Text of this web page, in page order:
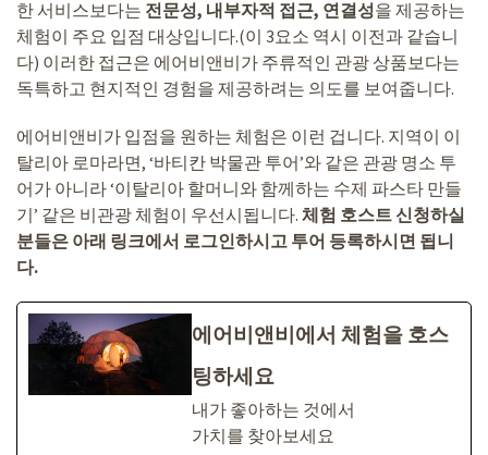
한 서비스보다는 전문성, 내부자적 접근, 연결성을 제공하는
체험이 주요 입점 대상입니다.(이 3요소 역시 이전과 같습니
다) 이러한 접근은 에어비앤비가 주류적인 관광 상품보다는
독특하고 현지적인 경험을 제공하려는 의도를 보여줍니다.
에어비앤비가 입점을 원하는 체험은 이런 겁니다. 지역이 이
탈리아 로마라면, ‘바티칸 박물관 투어’와 같은 관광 명소 투
어가 아니라 ‘이탈리아 할머니와 함께하는 수제 파스타 만들
기’ 같은 비관광 체험이 우선시됩니다. 체험 호스트 신청하실
분들은 아래 링크에서 로그인하시고 투어 등록하시면 됩니
다.
에어비앤비에서 체험을 호스
팅하세요
내가 좋아하는 것에서
가⁠치⁠를 찾⁠아⁠보⁠세⁠요